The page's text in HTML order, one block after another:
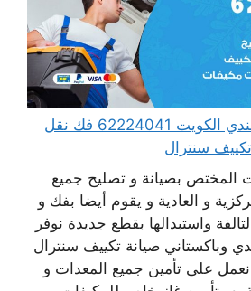
فني تكييف مركزي هندي الكويت 62224041 فك نقل
سنترال
المختص بصيانة و تصليح جميع
و العادية و يقوم أيضا بفك و
واستبدالها بقطع جديدة نوفر
وباكستاني صيانة تكييف سنترال
نعمل على تأمين جميع المعدات و